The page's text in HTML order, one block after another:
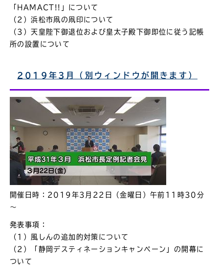
「HAMACT!!」について
（2）浜松市凧の凧印について
（3）天皇陛下御退位および皇太子殿下御即位に従う記帳
所の設置について
2019年3月（別ウィンドウが開きます）
開催日時：2019年3月22日（金曜日）午前11時30分
～
発表事項：
（1）風しんの追加的対策について
（2）「静岡デスティネーションキャンペーン」の開幕に
ついて